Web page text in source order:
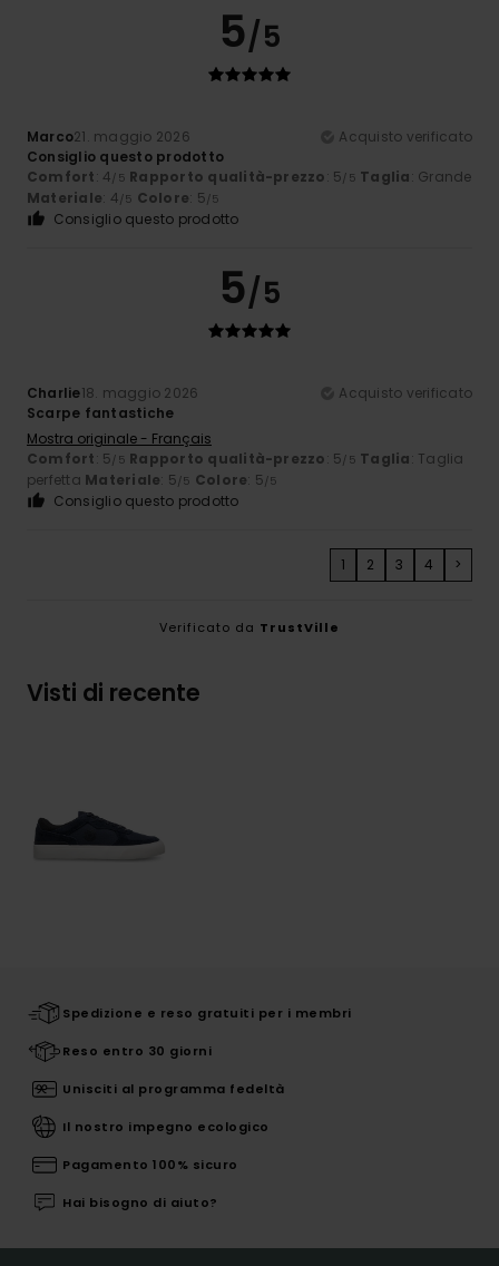
5/5
Marco21. maggio 2026
Acquisto verificato
Consiglio questo prodotto
Comfort: 4/5 Rapporto qualità-prezzo: 5/5 Taglia: Grande
Materiale: 4/5 Colore: 5/5
Consiglio questo prodotto
5/5
Charlie18. maggio 2026
Acquisto verificato
Scarpe fantastiche
Mostra originale - Français
Comfort: 5/5 Rapporto qualità-prezzo: 5/5 Taglia: Taglia
perfetta Materiale: 5/5 Colore: 5/5
Consiglio questo prodotto
1 2 3 4 >
Verificato da TrustVille
Visti di recente
Spedizione e reso gratuiti per i membri
Reso entro 30 giorni
Unisciti al programma fedeltà
Il nostro impegno ecologico
Pagamento 100% sicuro
Hai bisogno di aiuto?